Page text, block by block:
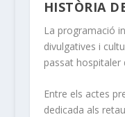
HISTÒRIA
La programació
divulgatives i
passat hospitaler
Entre els actes
dedicada als